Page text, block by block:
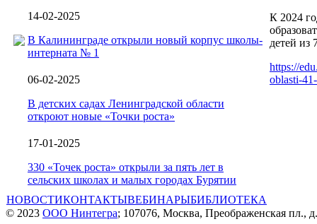
14-02-2025
В Калининграде открыли новый корпус школы-
интерната № 1
06-02-2025
В детских садах Ленинградской области
откроют новые «Точки роста»
17-01-2025
330 «Точек роста» открыли за пять лет в
сельских школах и малых городах Бурятии
К 2024
детей из
https://
oblasti-
НОВОСТИКОНТАКТЫВЕБИНАРЫБИБЛИОТЕКА
© 2023 ООО Нинтегра; 107076, Москва, Преображенская пл.,